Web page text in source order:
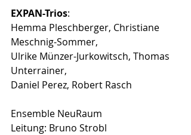
EXPAN-Trios:
Hemma Pleschberger, Christiane
Meschnig-Sommer,
Ulrike Münzer-Jurkowitsch, Thomas
Unterrainer,
Daniel Perez, Robert Rasch
Ensemble NeuRaum
Leitung: Bruno Strobl